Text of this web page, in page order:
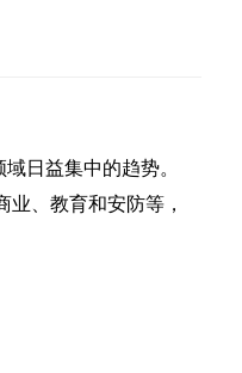
日益集中的趋势。
、教育和安防等，